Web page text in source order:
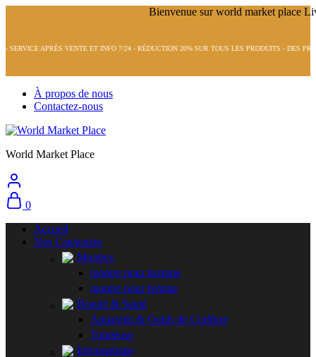
ET INFO 7/24 - RÉDUCTION 20% SUR TOUS LES PRODUITS - DES PRODUITS DE
À propos de nous
Contactez-nous
World Market Place
0
Accueil
Nos Categories
Montres
montre pour homme
montre pour femme
Beauté & Santé
Appareils & Outils de Coiffure
Tondeuse
Informatique